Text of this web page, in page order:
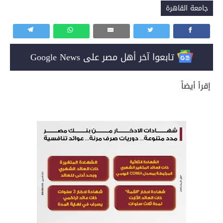
جامعة القاهرة
تابعوا آخر أهل مصر على Google News
إقرأ أيضاً